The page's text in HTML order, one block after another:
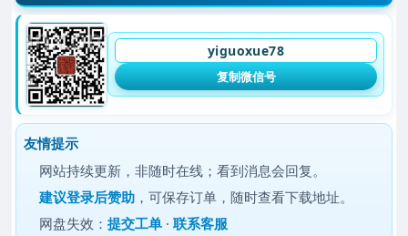
yiguoxue78
复制微信号
友情提示
网站持续更新，非随时在线；看到消息会回复。
建议登录后赞助 ，可保存订单，随时查看下载地址。
网盘失效：提交工单 ·联系客服